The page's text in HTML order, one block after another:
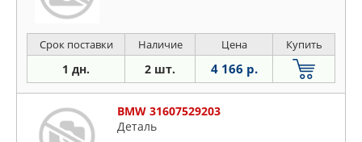
Срок поставки Наличие Цена Купить
1 дн. 2 шт. 4 166 р.
BMW 31607529203
Деталь